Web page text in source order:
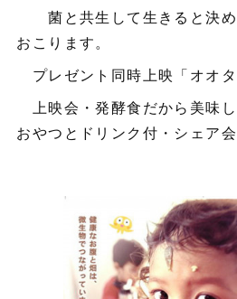
菌と共生して生きると決め
おこります。
プレゼント同時上映「オオタ
上映会・発酵食だから美味
おやつとドリンク付・シェア会